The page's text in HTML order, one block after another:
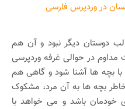
در وردپرس فارسی
دوستان دیگر نبود و آن هم
در حوالی غرفه وردپرسی
بچه ها آشنا شود و گاهی هم
بچه ها به آن مرد، مشکوک
خودمان باشد و می خواهد با